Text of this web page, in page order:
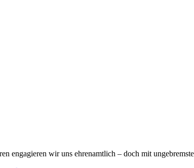
engagieren wir uns ehrenamtlich – doch mit